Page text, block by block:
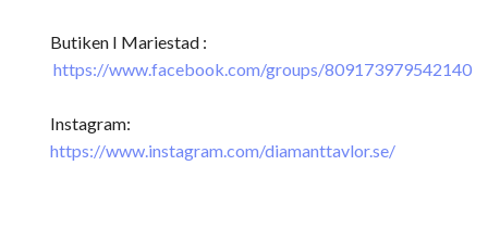
Butiken I Mariestad :
https://www.facebook.com/groups/809173979542140
Instagram:
https://www.instagram.com/diamanttavlor.se/